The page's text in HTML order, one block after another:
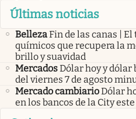
Últimas noticias
BellezaFin de las canas |
químicos que recupera la
brillo y suavidad
MercadosDólar hoy y dólar
del viernes 7 de agosto
Mercado cambiarioDólar
en los bancos de la City